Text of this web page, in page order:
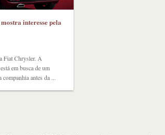
interesse pela
Fiat Chrysler. A
em busca de um
antes da ...